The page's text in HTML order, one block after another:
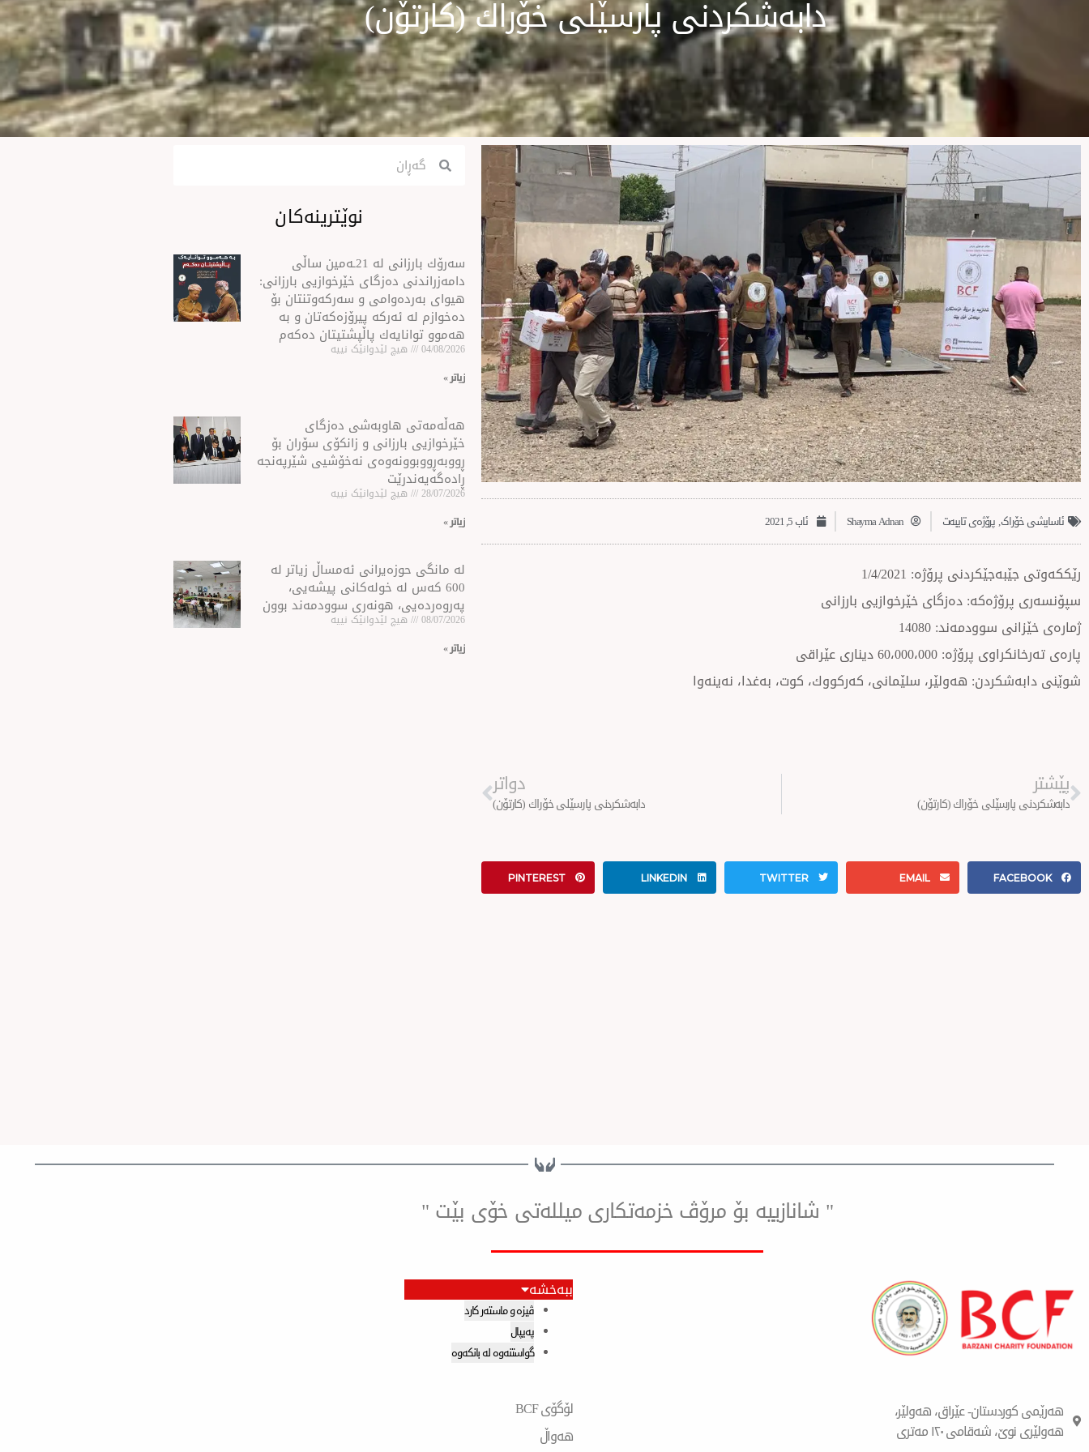
دابەشكردنی پارسێلی خۆراك (كارتۆن)
ئاسایشی خۆراک,پرۆژەی تایبەت Shayma Adnan ئاب 5, 2021
رێككەوتی جێبەجێكردنی پرۆژە: 1/4/2021
سپۆنسەری پرۆژەكە: دەزگای خێرخوازیی بارزانی
ژمارەی خێزانی سوودمەند: 14080
پارەی تەرخانكراوی پرۆژە: 60،000،000 دیناری عێراقی
شوێنی دابەشكردن: هەولێر، سلێمانی، كەركووك، كوت، بەغدا، نەینەوا
پێشتر
دابەشكردنی پارسێلی خۆراك (كارتۆن)
دواتر
دابەشكردنی پارسێلی خۆراك (كارتۆن)
FACEBOOK
EMAIL
TWITTER
LINKEDIN
PINTEREST
Search
Search
نوێترینەکان
سه‌رۆك بارزانی له‌ 21ـه‌مین ساڵی
دامەزراندنی دەزگای خێرخوازیی بارزانی:
هیوای بەردەوامی و سەركەوتنتان بۆ
دەخوازم لە ئەركە پیرۆزەكەتان و بە
هەموو توانایەك پاڵپشتیتان دەكەم
04/08/2026 هیچ لێدوانێک نییە
زیاتر »
هه‌ڵه‌مه‌تی هاو‌به‌شی ده‌زگای
خێرخوازیی بارزانی و زانكۆی سۆران بۆ
ڕووبه‌ڕووبوونه‌وه‌ی نه‌خۆشیی شێرپه‌نجه‌
ڕاده‌گه‌یه‌ندرێت
28/07/2026 هیچ لێدوانێک نییە
زیاتر »
لە مانگی حوزەیرانی ئەمساڵ زیاتر له‌
600 كه‌س له‌ خولەكانی پیشەیی،
پەروەردەیی، هونەری سوودمه‌ند بوون
08/07/2026 هیچ لێدوانێک نییە
زیاتر »
" شانازییه بۆ مرۆڤ خزمەتكاری میللەتی خۆی بێت "
هەرێمی کوردستان- عێراق، هەولێر،
هەولێری نوێ، شەقامی ١٢٠ مەتری
ببەخشە
ڤیزە و ماستەر کارد
پەیپال
گواستنەوە لە بانکەوە
لۆگۆی BCF
هەواڵ